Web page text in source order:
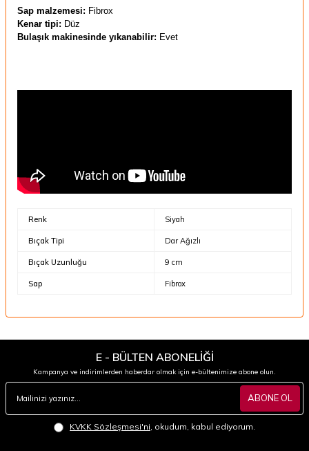
Sap malzemesi: Fibrox
Kenar tipi: Düz
Bulaşık makinesinde yıkanabilir: Evet
Renk Siyah
Bıçak Tipi Dar Ağızlı
Bıçak Uzunluğu 9 cm
Sap Fibrox
E - BÜLTEN ABONELİĞİ
Kampanya ve indirimlerden haberdar olmak için e-bültenimize abone olun.
ABONE OL
KVKK Sözleşmesi'ni , okudum, kabul ediyorum.